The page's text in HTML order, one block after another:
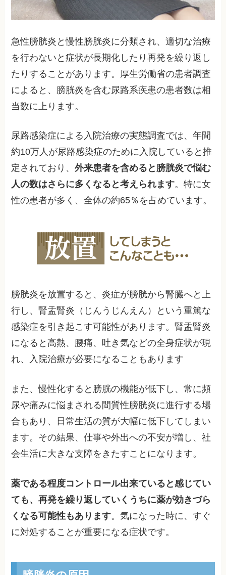
急性膀胱炎と慢性膀胱炎に分類され、適切な治療
を行わないと症状が長期化したり再発を繰り返し
たりすることがあります。厚生労働省の患者調査
によると、膀胱炎を含む尿路系疾患の患者数は相
当数に上ります。
尿路感染症による入院治療の実態調査では、年間
約10万人が尿路感染症のために入院していると推
定されており、外来患者を含めると膀胱炎で悩む
人の数はさらに多くなると考えられます。特に女
性の患者が多く、全体の約65％を占めています。
膀胱炎を放置すると、炎症が膀胱から腎臓へと上
行し、腎盂腎炎（じんうじんえん）という重篤な
感染症を引き起こす可能性があります。腎盂腎炎
になると高熱、腰痛、吐き気などの全身症状が現
れ、入院治療が必要になることもあります
また、慢性化すると膀胱の機能が低下し、常に頻
尿や痛みに悩まされる間質性膀胱炎に進行する場
合もあり、日常生活の質が大幅に低下してしまい
ます。その結果、仕事や外出への不安が増し、社
会生活に大きな支障をきたすことになります。
薬である程度コントロール出来ていると感じてい
ても、再発を繰り返していくうちに薬が効きづら
くなる可能性もあります。気になった時に、すぐ
に対処することが重要になる症状です。